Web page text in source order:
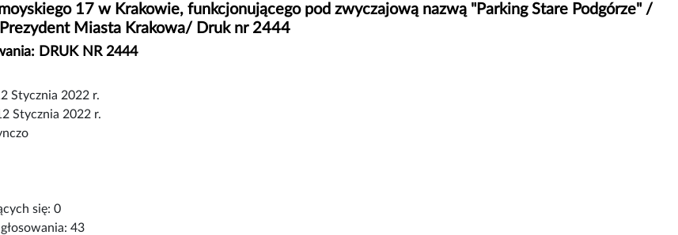
17 w Krakowie, funkcjonującego pod zwyczajową nazwą "Parking Stare Podgórze" /
Miasta Krakowa/ Druk nr 2444
DRUK NR 2444
Stycznia 2022 r.
Stycznia 2022 r.
się: 0
43